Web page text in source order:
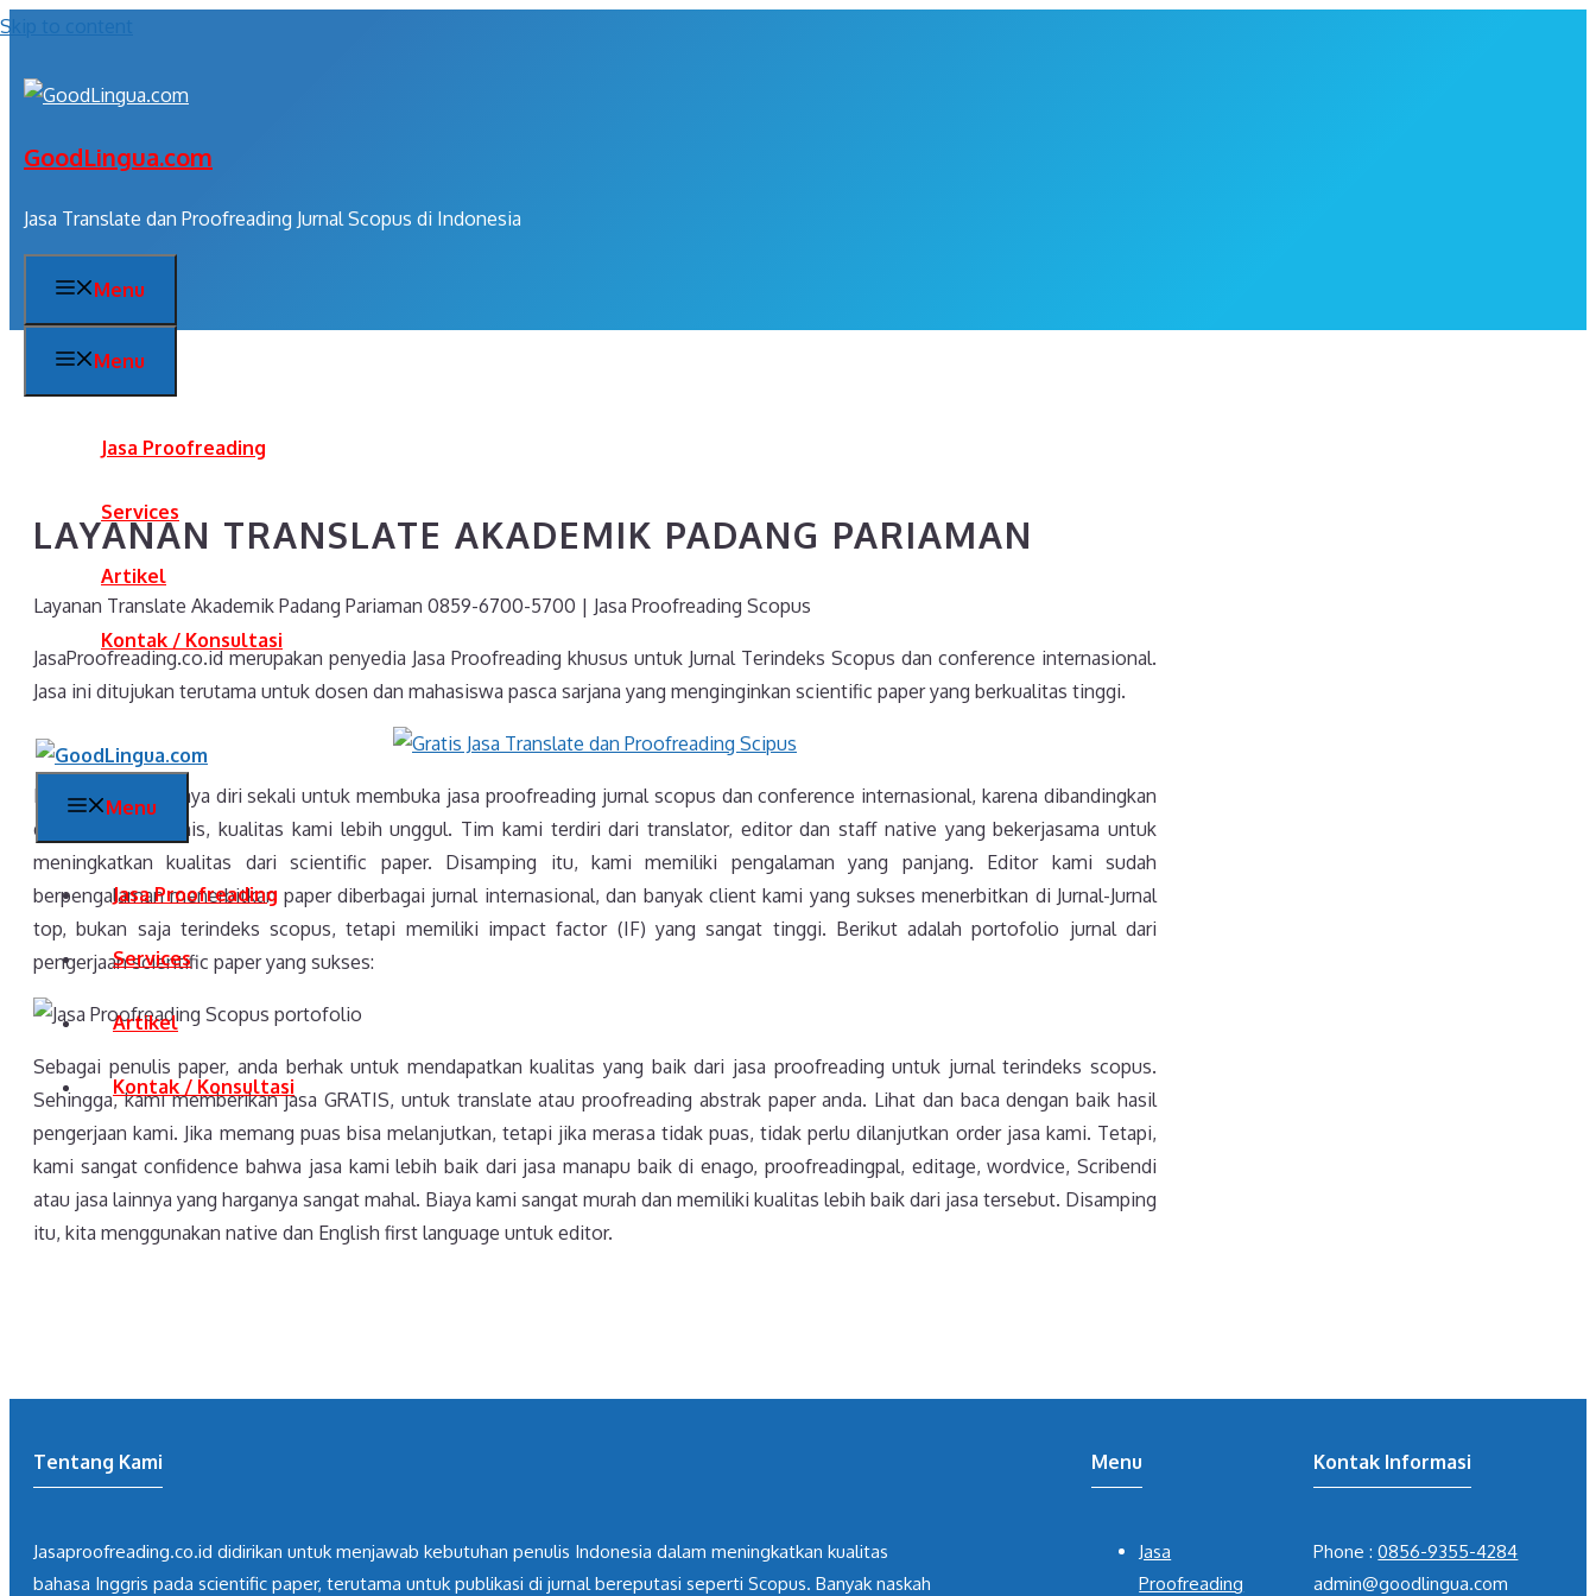
Skip to content
GoodLingua.com
Jasa Translate dan Proofreading Jurnal Scopus di Indonesia
Menu
Menu
Jasa Proofreading
Services
Artikel
Kontak / Konsultasi
Menu
Jasa Proofreading
Services
Artikel
Kontak / Konsultasi
LAYANAN TRANSLATE AKADEMIK PADANG PARIAMAN
Layanan Translate Akademik Padang Pariaman 0859-6700-5700 | Jasa Proofreading Scopus
JasaProofreading.co.id merupakan penyedia Jasa Proofreading khusus untuk Jurnal Terindeks Scopus dan conference internasional.
Jasa ini ditujukan terutama untuk dosen dan mahasiswa pasca sarjana yang menginginkan scientific paper yang berkualitas tinggi.
Kami sangat percaya diri sekali untuk membuka jasa proofreading jurnal scopus dan conference internasional, karena dibandingkan
dengan jasa sejenis, kualitas kami lebih unggul. Tim kami terdiri dari translator, editor dan staff native yang bekerjasama untuk
meningkatkan kualitas dari scientific paper. Disamping itu, kami memiliki pengalaman yang panjang. Editor kami sudah
berpengalaman menerbitkan paper diberbagai jurnal internasional, dan banyak client kami yang sukses menerbitkan di Jurnal-Jurnal
top, bukan saja terindeks scopus, tetapi memiliki impact factor (IF) yang sangat tinggi. Berikut adalah portofolio jurnal dari
pengerjaan scientific paper yang sukses:
Sebagai penulis paper, anda berhak untuk mendapatkan kualitas yang baik dari jasa proofreading untuk jurnal terindeks scopus.
Sehingga, kami memberikan jasa GRATIS, untuk translate atau proofreading abstrak paper anda. Lihat dan baca dengan baik hasil
pengerjaan kami. Jika memang puas bisa melanjutkan, tetapi jika merasa tidak puas, tidak perlu dilanjutkan order jasa kami. Tetapi,
kami sangat confidence bahwa jasa kami lebih baik dari jasa manapu baik di enago, proofreadingpal, editage, wordvice, Scribendi
atau jasa lainnya yang harganya sangat mahal. Biaya kami sangat murah dan memiliki kualitas lebih baik dari jasa tersebut. Disamping
itu, kita menggunakan native dan English first language untuk editor.
Tentang Kami
Jasaproofreading.co.id didirikan untuk menjawab kebutuhan penulis Indonesia dalam meningkatkan kualitas
bahasa Inggris pada scientific paper, terutama untuk publikasi di jurnal bereputasi seperti Scopus. Banyak naskah
Menu
Jasa
Proofreading
Kontak Informasi
Phone :0856-9355-4284
admin@goodlingua.com